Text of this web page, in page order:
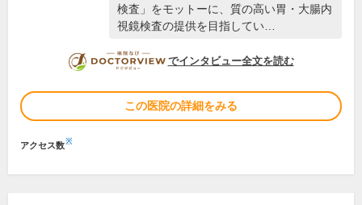
検査」をモットーに、質の高い胃・大腸内
視鏡検査の提供を目指してい…
DOCTORVIEW
でインタビュー全文を読む
この医院の詳細をみる
アクセス数※